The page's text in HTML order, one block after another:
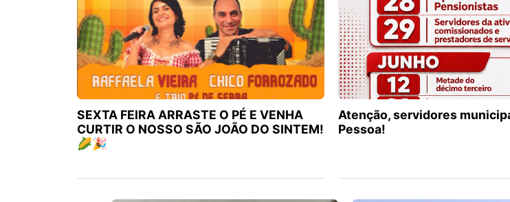
SEXTA FEIRA ARRASTE O PÉ E VENHA
CURTIR O NOSSO SÃO JOÃO DO SINTEM!
🌽🎉
Atenção, servidores
Pessoa!